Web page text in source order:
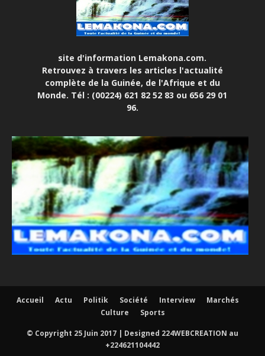
site d'information Lemakona.com.
Retrouvez à travers les articles l'actualité
complète de la Guinée, de l'Afrique et du
Monde. Tél : (00224) 621 82 52 83 ou 656 29 01
96.
Accueil Actu Politik Société Interview
Marchés
Culture
Sports
© Copyright 25 Juin 2017 | Designed 224WEBCREATION au
+224621104442